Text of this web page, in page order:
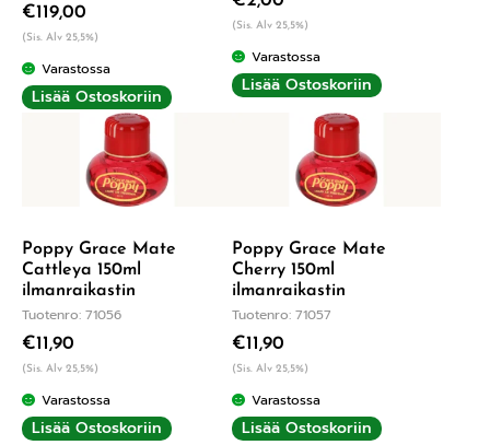
€119,00
(Sis. Alv 25,5%)
Varastossa
Lisää Ostoskoriin
(Sis. Alv 25,5%)
Varastossa
Lisää Ostoskoriin
Poppy Grace Mate
Cattleya 150ml
ilmanraikastin
Tuotenro: 71056
€11,90
(Sis. Alv 25,5%)
Varastossa
Lisää Ostoskoriin
Poppy Grace Mate
Cherry 150ml
ilmanraikastin
Tuotenro: 71057
€11,90
(Sis. Alv 25,5%)
Varastossa
Lisää Ostoskoriin